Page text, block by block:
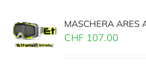
MASCHERA ARES
CHF 107.00